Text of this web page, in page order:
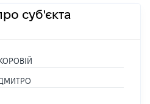
суб'єкта
КОРОВІЙ